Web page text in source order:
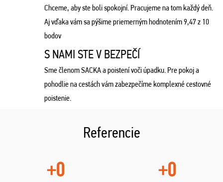
Chceme, aby ste boli spokojní. Pracujeme na tom každý deň.
Aj vďaka vám sa pýšime priemerným hodnotením 9,47 z 10
bodov
S NAMI STE V BEZPEČÍ
Sme členom SACKA a poistení voči úpadku. Pre pokoj a
pohodlie na cestách vám zabezpečíme komplexné cestovné
poistenie.
Referencie
+0 +0